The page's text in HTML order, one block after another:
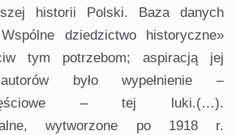
historii Polski. Baza danych
Wspólne dziedzictwo historyczne»
tym potrzebom; aspiracją jej
było wypełnienie –
– tej luki.(…).
wytworzone po 1918 r.